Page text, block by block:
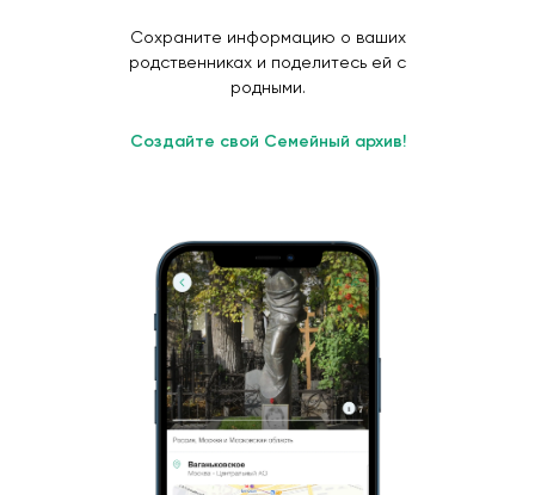
Сохраните информацию о ваших
родственниках и поделитесь ей с
родными.
Создайте свой Семейный архив!